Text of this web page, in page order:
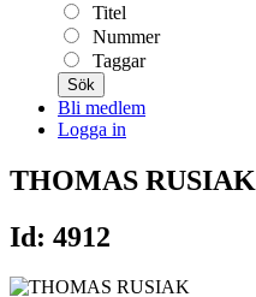
Titel
Nummer
Taggar
Sök
Bli medlem
Logga in
THOMAS RUSIAK
Id: 4912